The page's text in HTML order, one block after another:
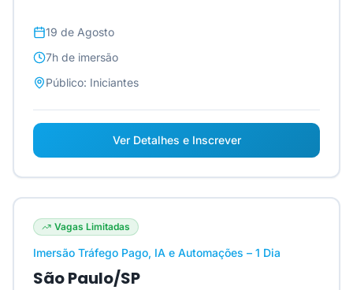
19 de Agosto
7h de imersão
Público: Iniciantes
Ver Detalhes e Inscrever
Vagas Limitadas
Imersão Tráfego Pago, IA e Automações – 1 Dia
São Paulo/SP